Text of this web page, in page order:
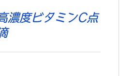
濃度ビタミンC点